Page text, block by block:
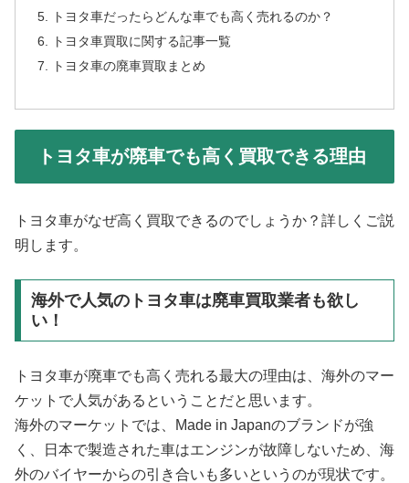
トヨタ車だったらどんな車でも高く売れるのか？
トヨタ車買取に関する記事一覧
トヨタ車の廃車買取まとめ
トヨタ車が廃車でも高く買取できる理由
トヨタ車がなぜ高く買取できるのでしょうか？詳しくご説
明します。
海外で人気のトヨタ車は廃車買取業者も欲し
い！
トヨタ車が廃車でも高く売れる最大の理由は、海外のマー
ケットで人気があるということだと思います。
海外のマーケットでは、Made in Japanのブランドが強
く、日本で製造された車はエンジンが故障しないため、海
外のバイヤーからの引き合いも多いというのが現状です。